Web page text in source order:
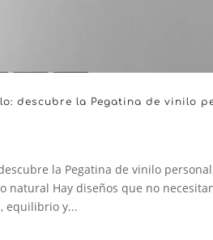
descubre la Pegatina de vinilo
la Pegatina de vinilo
natural Hay diseños que no
equilibrio y...